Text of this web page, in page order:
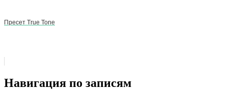
Пресет True Tone
Навигация по записям